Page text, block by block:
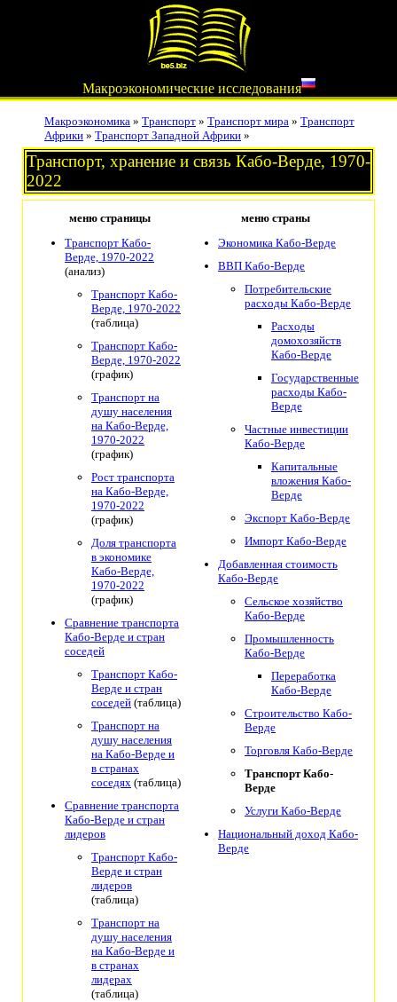
Макроэкономические исследования
Макроэкономика » Транспорт » Транспорт мира » Транспорт
Африки » Транспорт Западной Африки »
Транспорт, хранение и связь Кабо-Верде, 1970-
2022
меню страницы
меню страны
Транспорт Кабо-
Верде, 1970-2022
(анализ)
Транспорт Кабо-
Верде, 1970-2022
(таблица)
Транспорт Кабо-
Верде, 1970-2022
(график)
Транспорт на
душу населения
на Кабо-Верде,
1970-2022
(график)
Рост транспорта
на Кабо-Верде,
1970-2022
(график)
Доля транспорта
в экономике
Кабо-Верде,
1970-2022
(график)
Сравнение транспорта
Кабо-Верде и стран
соседей
Транспорт Кабо-
Верде и стран
соседей (таблица)
Транспорт на
душу населения
на Кабо-Верде и
в странах
соседях (таблица)
Сравнение транспорта
Кабо-Верде и стран
лидеров
Транспорт Кабо-
Верде и стран
лидеров
(таблица)
Транспорт на
душу населения
на Кабо-Верде и
в странах
лидерах
(таблица)
Экономика Кабо-Верде
ВВП Кабо-Верде
Потребительские
расходы Кабо-Верде
Расходы
домохозяйств
Кабо-Верде
Государственные
расходы Кабо-
Верде
Частные инвестиции
Кабо-Верде
Капитальные
вложения Кабо-
Верде
Экспорт Кабо-Верде
Импорт Кабо-Верде
Добавленная стоимость
Кабо-Верде
Сельское хозяйство
Кабо-Верде
Промышленность
Кабо-Верде
Переработка
Кабо-Верде
Строительство Кабо-
Верде
Торговля Кабо-Верде
Транспорт Кабо-
Верде
Услуги Кабо-Верде
Национальный доход Кабо-
Верде